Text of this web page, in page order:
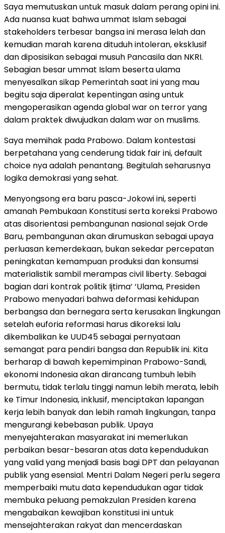
Saya memutuskan untuk masuk dalam perang opini ini.
Ada nuansa kuat bahwa ummat Islam sebagai
stakeholders terbesar bangsa ini merasa lelah dan
kemudian marah karena dituduh intoleran, eksklusif
dan diposisikan sebagai musuh Pancasila dan NKRI.
Sebagian besar ummat Islam beserta ulama
menyesalkan sikap Pemerintah saat ini yang mau
begitu saja diperalat kepentingan asing untuk
mengoperasikan agenda global war on terror yang
dalam praktek diwujudkan dalam war on muslims.
Saya memihak pada Prabowo. Dalam kontestasi
berpetahana yang cenderung tidak fair ini, default
choice nya adalah penantang. Begitulah seharusnya
logika demokrasi yang sehat.
Menyongsong era baru pasca-Jokowi ini, seperti
amanah Pembukaan Konstitusi serta koreksi Prabowo
atas disorientasi pembangunan nasional sejak Orde
Baru, pembangunan akan dirumuskan sebagai upaya
perluasan kemerdekaan, bukan sekedar percepatan
peningkatan kemampuan produksi dan konsumsi
materialistik sambil merampas civil liberty. Sebagai
bagian dari kontrak politik Ijtima’ ‘Ulama, Presiden
Prabowo menyadari bahwa deformasi kehidupan
berbangsa dan bernegara serta kerusakan lingkungan
setelah euforia reformasi harus dikoreksi lalu
dikembalikan ke UUD45 sebagai pernyataan
semangat para pendiri bangsa dan Republik ini. Kita
berharap di bawah kepemimpinan Prabowo-Sandi,
ekonomi Indonesia akan dirancang tumbuh lebih
bermutu, tidak terlalu tinggi namun lebih merata, lebih
ke Timur Indonesia, inklusif, menciptakan lapangan
kerja lebih banyak dan lebih ramah lingkungan, tanpa
mengurangi kebebasan publik. Upaya
menyejahterakan masyarakat ini memerlukan
perbaikan besar-besaran atas data kependudukan
yang valid yang menjadi basis bagi DPT dan pelayanan
publik yang esensial. Mentri Dalam Negeri perlu segera
memperbaiki mutu data kependudukan agar tidak
membuka peluang pemakzulan Presiden karena
mengabaikan kewajiban konstitusi ini untuk
mensejahterakan rakyat dan mencerdaskan